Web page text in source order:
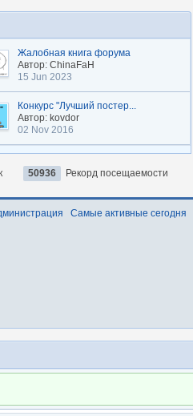
Жалобная книга форума
Автор: ChinaFaH
15 Jun 2023
Конкурс "Лучший постер...
Автор: kovdor
02 Nov 2016
50936 Рекорд посещаемости
Самые активные сегодня